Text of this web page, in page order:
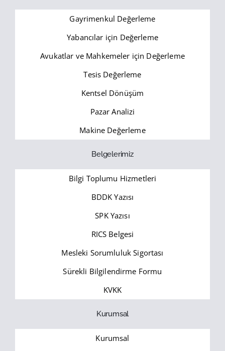
Gayrimenkul Değerleme
Yabancılar için Değerleme
Avukatlar ve Mahkemeler için Değerleme
Tesis Değerleme
Kentsel Dönüşüm
Pazar Analizi
Makine Değerleme
Belgelerimiz
Bilgi Toplumu Hizmetleri
BDDK Yazısı
SPK Yazısı
RICS Belgesi
Mesleki Sorumluluk Sigortası
Sürekli Bilgilendirme Formu
KVKK
Kurumsal
Kurumsal